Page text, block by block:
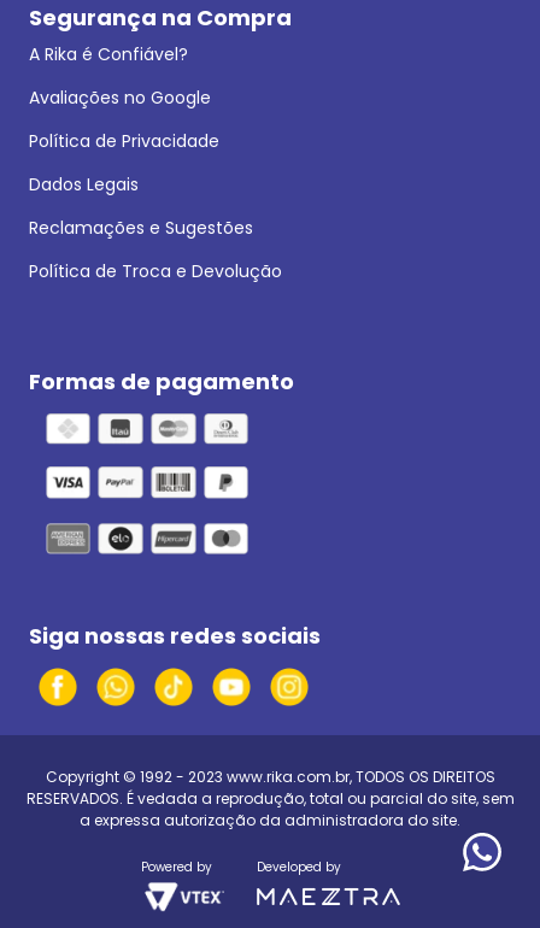
Segurança na Compra
A Rika é Confiável?
Avaliações no Google
Política de Privacidade
Dados Legais
Reclamações e Sugestões
Política de Troca e Devolução
Formas de pagamento
Siga nossas redes sociais
Copyright © 1992 - 2023 www.rika.com.br, TODOS OS DIREITOS
RESERVADOS. É vedada a reprodução, total ou parcial do site, sem
a expressa autorização da administradora do site.
Powered by Developed by